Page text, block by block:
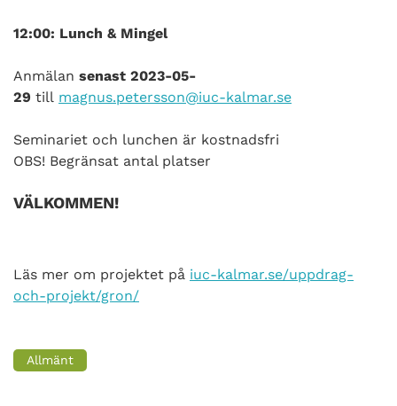
12:00: Lunch & Mingel
Anmälan senast 2023-05-
29 till magnus.petersson@iuc-kalmar.se
Seminariet och lunchen är kostnadsfri
OBS! Begränsat antal platser
VÄLKOMMEN!
Läs mer om projektet på iuc-kalmar.se/uppdrag-
och-projekt/gron/
Allmänt